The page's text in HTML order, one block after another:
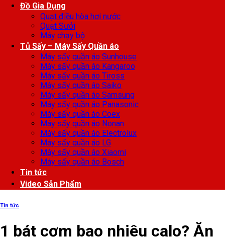
Đồ Gia Dụng
Quạt điều hòa hơi nước
Quạt Sưởi
Máy chạy bộ
Tủ Sấy – Máy Sấy Quần áo
Máy sấy quần áo Sunhouse
Máy sấy quần áo Kangaroo
Máy sấy quần áo Tiross
Máy sấy quần áo Saiko
Máy sấy quần áo Samsung
Máy sấy quần áo Panasonic
Máy sấy quần áo Coex
Máy sấy quần áo Nonan
Máy sấy quần áo Electrolux
Máy sấy quần áo LG
Máy sấy quần áo Xiaomi
Máy sấy quần áo Bosch
Tin tức
Video Sản Phẩm
Tin tức
1 bát cơm bao nhiêu calo? Ăn